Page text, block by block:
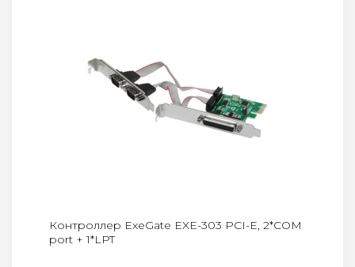
Контроллер ExeGate EXE-303 PCI-E, 2*COM
port + 1*LPT